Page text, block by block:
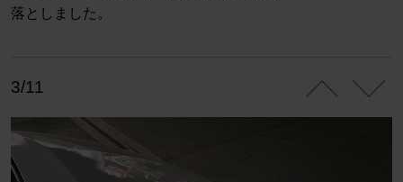
落としました。
3/11